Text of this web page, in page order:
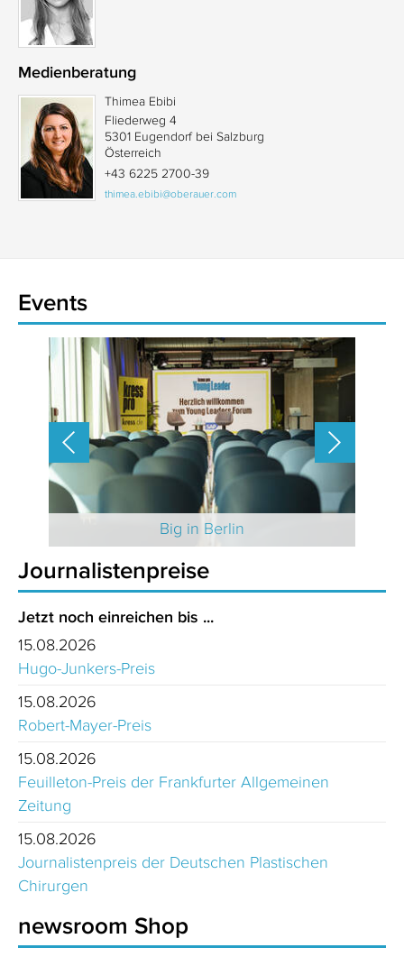
Medienberatung
Thimea Ebibi
Fliederweg 4
5301 Eugendorf bei Salzburg
Österreich
+43 6225 2700-39
thimea.ebibi@oberauer.com
Events
Big in Berlin
Journalistenpreise
Jetzt noch einreichen bis ...
15.08.2026
Hugo-Junkers-Preis
15.08.2026
Robert-Mayer-Preis
15.08.2026
Feuilleton-Preis der Frankfurter Allgemeinen
Zeitung
15.08.2026
Journalistenpreis der Deutschen Plastischen
Chirurgen
newsroom Shop